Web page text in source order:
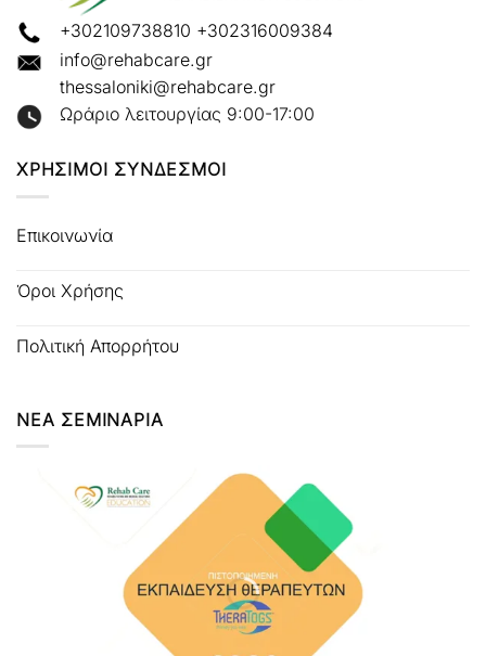
+302109738810 +302316009384
info@rehabcare.gr
thessaloniki@rehabcare.gr
Ωράριο λειτουργίας 9:00-17:00
ΧΡΗΣΙΜΟΙ ΣΥΝΔΕΣΜΟΙ
Επικοινωνία
Όροι Χρήσης
Πολιτική Απορρήτου
ΝΕΑ ΣΕΜΙΝΑΡΙΑ